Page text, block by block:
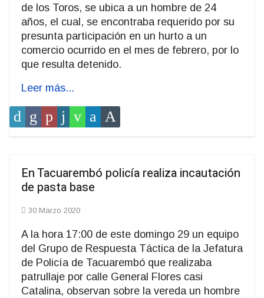
de los Toros, se ubica a un hombre de 24
años, el cual, se encontraba requerido por su
presunta participación en un hurto a un
comercio ocurrido en el mes de febrero, por lo
que resulta detenido.
Leer más...
En Tacuarembó policía realiza incautación
de pasta base
30 Marzo 2020
A la hora 17:00 de este domingo 29 un equipo
del Grupo de Respuesta Táctica de la Jefatura
de Policía de Tacuarembó que realizaba
patrullaje por calle General Flores casi
Catalina, observan sobre la vereda un hombre